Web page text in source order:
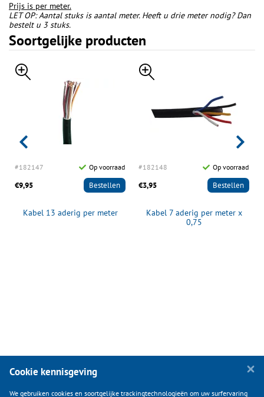
Prijs is per meter.
LET OP: Aantal stuks is aantal meter. Heeft u drie meter nodig? Dan
bestelt u 3 stuks.
Soortgelijke producten
#182147 Op voorraad
€9,95 Bestellen
Kabel 13 aderig per meter
#182148 Op voorraad
€3,95 Bestellen
Kabel 7 aderig per meter x
0,75
Cookie kennisgeving
We gebruiken cookies en soortgelijke trackingtechnologieën om uw surfervaring